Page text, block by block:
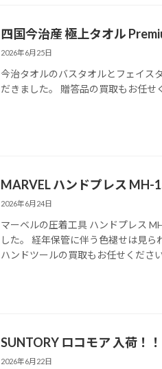
四国今治産 極上タオル
2026年6月25日
今治タオルのバスタオルとフェイス
だきました。 贈答品の買取もお任せ
MARVEL ハンドプレス MH-
2026年6月24日
マーベルの圧着工具 ハンドプレス
した。 経年保管に伴う色褪せは見ら
ハンドツールの買取もお任せくださ
SUNTORY ロコモア 入荷！！
2026年6月22日